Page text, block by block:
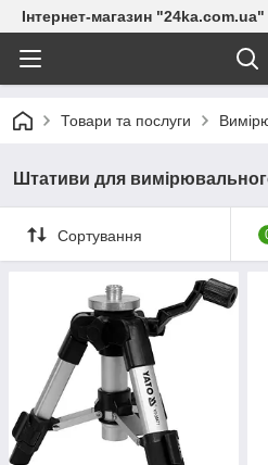
Інтернет-магазин "24ka.com.ua"
Товари та послуги
Штативи для
Сортування